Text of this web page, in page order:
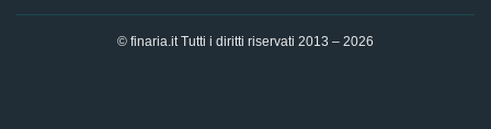
© finaria.it Tutti i diritti riservati 2013 – 2026